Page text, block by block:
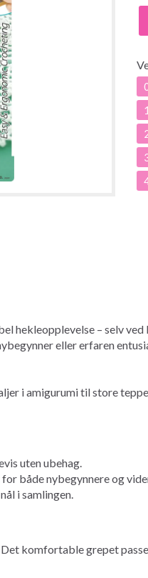
hekleopplevelse – selv
eller erfaren
i amigurumi til store
uten ubehag.
både nybegynnere og
i samlingen.
komfortable grepet